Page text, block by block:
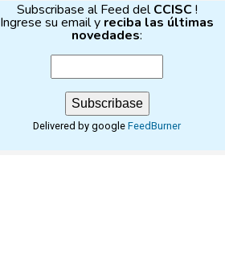
Subscribase al Feed delCCISC!
Ingrese su email y reciba las últimas
novedades:
Delivered by google FeedBurner